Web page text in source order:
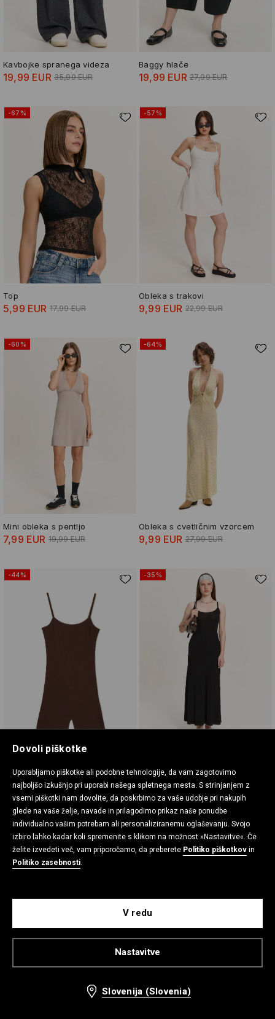
Dovoli piškotke
Uporabljamo piškotke ali podobne tehnologije, da vam zagotovimo
najboljšo izkušnjo pri uporabi našega spletnega mesta. S strinjanjem z
vsemi piškotki nam dovolite, da poskrbimo za vaše udobje pri nakupih
glede na vaše želje, navade in prilagodimo prikaz naše ponudbe
individualno vašim potrebam ali personaliziranemu oglaševanju. Svojo
izbiro lahko kadar koli spremenite s klikom na možnost »Nastavitve«. Če
želite izvedeti več, vam priporočamo, da preberete Politiko piškotkov in
Politiko zasebnosti.
Nastavitve
V redu
Slovenija (Slovenia)
Kavbojke spranega videza
19,99 EUR 35,99 EUR
Baggy hlače
19,99 EUR 27,99 EUR
-67%
Top
5,99 EUR 17,99 EUR
-57%
Obleka s trakovi
9,99 EUR 22,99 EUR
-60%
Mini obleka s pentljo
7,99 EUR 19,99 EUR
-64%
Obleka s cvetličnim vzorcem
9,99 EUR 27,99 EUR
-44%
9,99 EUR 17,99 EUR
-35%
12,99 EUR 19,99 EUR
-63%
Top
7,99 EUR